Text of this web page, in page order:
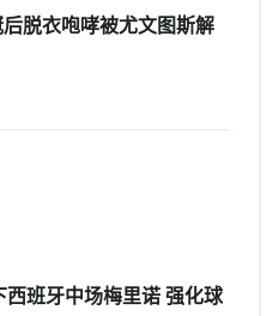
脱衣咆哮被尤文图斯解
班牙中场梅里诺 强化球